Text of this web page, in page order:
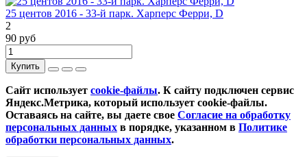
25 центов 2016 - 33-й парк. Харперс Ферри, D
2
90 руб
Купить
Сайт использует cookie-файлы. К cайту подключен сервис
Яндекс.Метрика, который использует cookie-файлы.
Оставаясь на сайте, вы даете свое Согласие на обработку
персональных данных в порядке, указанном в Политике
обработки персональных данных.